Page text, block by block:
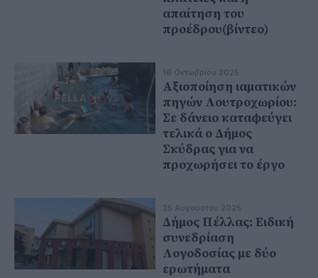
απαίτηση του
προέδρου(βίντεο)
16 Οκτωβρίου 2025
Αξιοποίηση ιαματικών
πηγών Λουτροχωρίου:
Σε δάνειο καταφεύγει
τελικά ο Δήμος
Σκύδρας για να
προχωρήσει το έργο
25 Αυγούστου 2025
Δήμος Πέλλας: Ειδική
συνεδρίαση
Λογοδοσίας με δύο
ερωτήματα